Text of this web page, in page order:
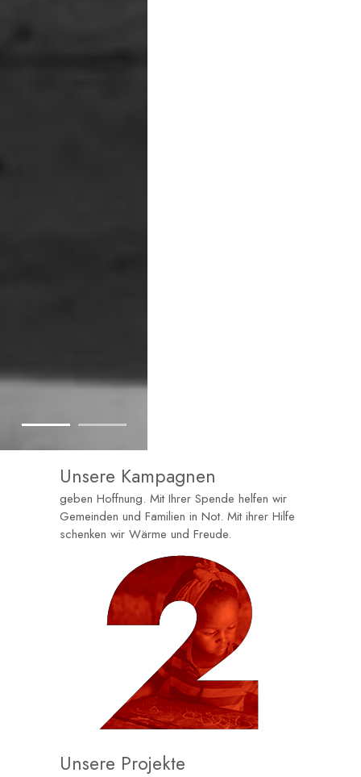
Unsere Kampagnen
geben Hoffnung. Mit Ihrer Spende helfen wir
Gemeinden und Familien in Not. Mit ihrer Hilfe
schenken wir Wärme und Freude.
Unsere Projekte